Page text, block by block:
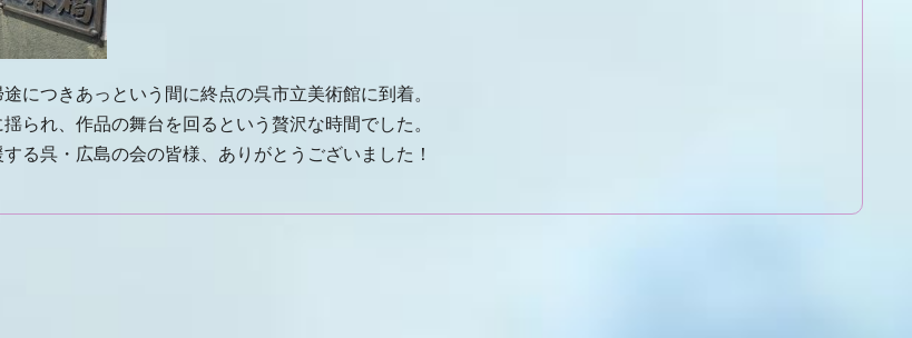
につきあっという間に終点の呉市立美術館に到着。
られ、作品の舞台を回るという贅沢な時間でした。
る呉・広島の会の皆様、ありがとうございました！